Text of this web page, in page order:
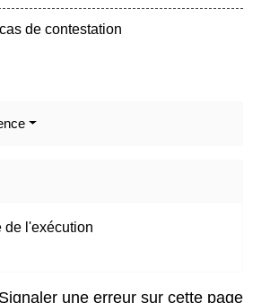
de contestation
de l'exécution
Signaler une erreur sur cette page